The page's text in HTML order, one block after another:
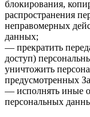
блокирования,
распространения
неправомерных
данных;
— прекратить
доступ)
уничтожить
предусмотренных
— исполнять иные
персональных